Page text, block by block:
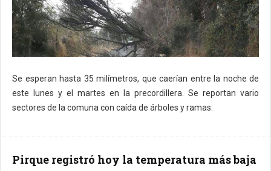
Se esperan hasta 35 milímetros, que caerían entre la noche de
este lunes y el martes en la precordillera. Se reportan vario
sectores de la comuna con caída de árboles y ramas.
Pirque registró hoy la temperatura más baja